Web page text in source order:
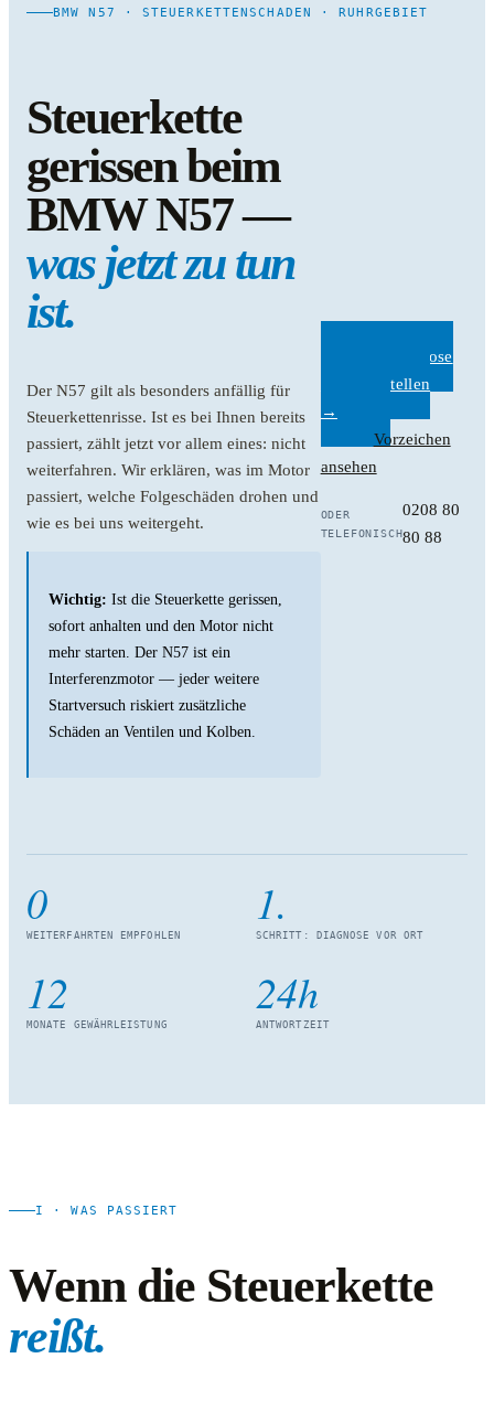
BMW N57 · STEUERKETTENSCHADEN · RUHRGEBIET
Steuerkette
gerissen beim
BMW N57 —
was jetzt zu tun
ist.
Der N57 gilt als besonders anfällig für
Steuerkettenrisse. Ist es bei Ihnen bereits
passiert, zählt jetzt vor allem eines: nicht
weiterfahren. Wir erklären, was im Motor
passiert, welche Folgeschäden drohen und
wie es bei uns weitergeht.
Wichtig: Ist die Steuerkette gerissen,
sofort anhalten und den Motor nicht
mehr starten. Der N57 ist ein
Interferenzmotor — jeder weitere
Startversuch riskiert zusätzliche
Schäden an Ventilen und Kolben.
Kostenlose
Anfrage stellen
→
Vorzeichen
ansehen
ODER
TELEFONISCH
0208 80
80 88
0
WEITERFAHRTEN EMPFOHLEN
1.
SCHRITT: DIAGNOSE VOR ORT
12
MONATE GEWÄHRLEISTUNG
24h
ANTWORTZEIT
I · WAS PASSIERT
Wenn die Steuerkette
reißt.